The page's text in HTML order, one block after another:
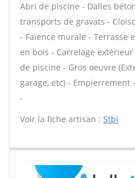
Abri de piscine - Dalles
transports de gravats -
- Faïence murale - Terrasse
en bois - Carrelage
de piscine - Gros oeuvre
garage, etc) -
-
Voir la fiche artisan : Stbi